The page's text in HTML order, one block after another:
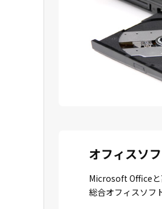
オフィスソ
Microsoft Officeと
総合オフィスソフ